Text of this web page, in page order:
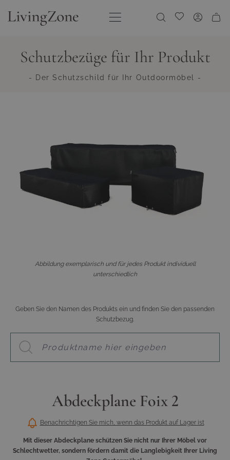
Meine Wunschliste
Schutzbezüge für Ihr Produkt
- Der Schutzschild für Ihr Outdoormöbel -
Abbildung exemplarisch und für jedes Produkt individuell
unterschiedlich
Geben Sie den Namen des Produkts ein und finden Sie den passenden
Schutzbezug.
Abdeckplane Foix 2
Benachrichtigen Sie mich, wenn das Produkt auf Lager ist
Mit dieser Abdeckplane schützen Sie nicht nur Ihrer Möbel vor
Schlechtwetter, sondern fördern damit die Langlebigkeit Ihrer Living